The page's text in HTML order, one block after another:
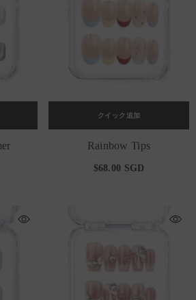
クイック追加
Rainbow Tips
$68.00 SGD